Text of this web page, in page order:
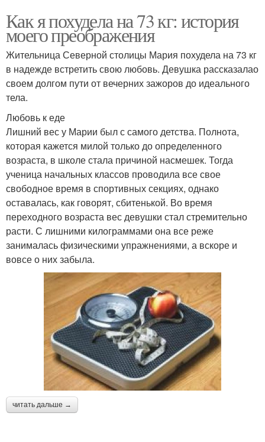
Как я похудела на 73 кг: история
моего преображения
Жительница Северной столицы Мария похудела на 73 кг
в надежде встретить свою любовь. Девушка рассказалао
своем долгом пути от вечерних зажоров до идеального
тела.
Любовь к еде
Лишний вес у Марии был с самого детства. Полнота,
которая кажется милой только до определенного
возраста, в школе стала причиной насмешек. Тогда
ученица начальных классов проводила все свое
свободное время в спортивных секциях, однако
оставалась, как говорят, сбитенькой. Во время
переходного возраста вес девушки стал стремительно
расти. С лишними килограммами она все реже
занималась физическими упражнениями, а вскоре и
вовсе о них забыла.
читать дальше →